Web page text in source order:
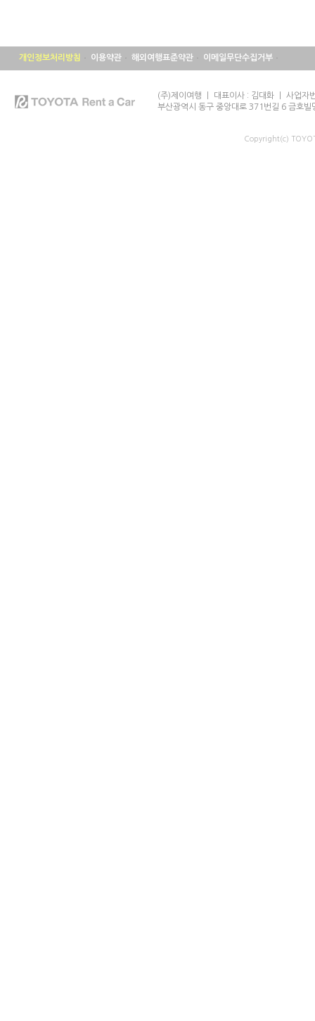
개인정보처리방침 이용약관 해외여행표준약관 이메일무단수집거부
(주)제이여행 ㅣ 대표이사 : 김대화 ㅣ 사업
부산광역시 동구 중앙대로 371번길 6 금호빌
Copyright(c)